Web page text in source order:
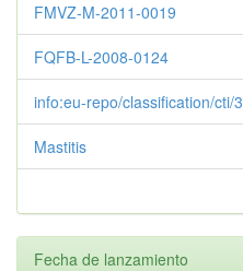
FMVZ-M-2011-0019
FQFB-L-2008-0124
info:eu-repo/classification/cti/3
Mastitis
Fecha de lanzamiento